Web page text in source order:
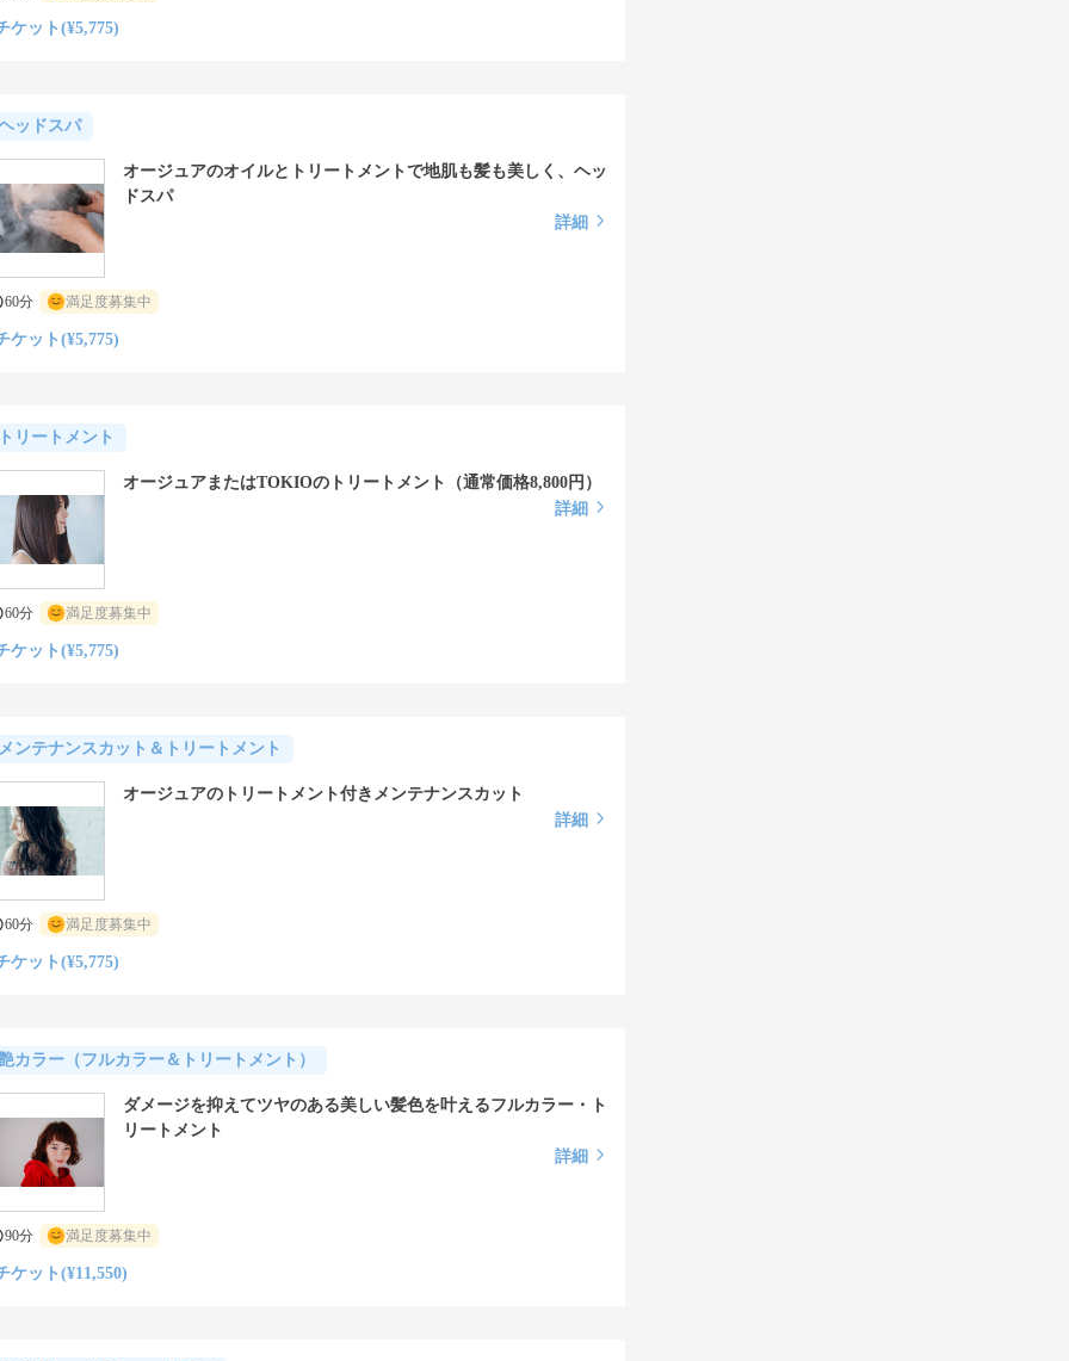
ケット(¥5,775)
ッドスパ
オージュアのオイルとトリートメントで地肌も髪も美しく、ヘッ
ドスパ
詳細
60分 満足度募集中
ケット(¥5,775)
リートメント
オージュアまたはTOKIOのトリートメント（通常価格8,800円）
詳細
60分 満足度募集中
ケット(¥5,775)
ンテナンスカット＆トリートメント
オージュアのトリートメント付きメンテナンスカット
詳細
60分 満足度募集中
ケット(¥5,775)
カラー（フルカラー＆トリートメント）
ダメージを抑えてツヤのある美しい髪色を叶えるフルカラー・ト
リートメント
詳細
90分 満足度募集中
ケット(¥11,550)